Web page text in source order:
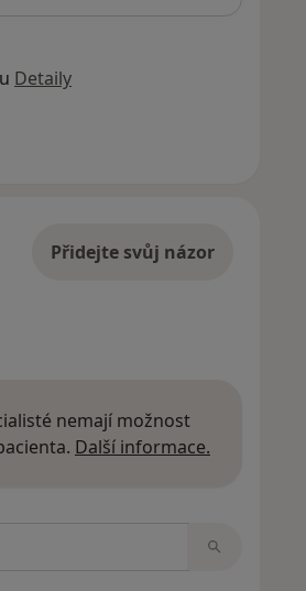
Detaily
Přidejte svůj názor
nemají možnost
Další informace.